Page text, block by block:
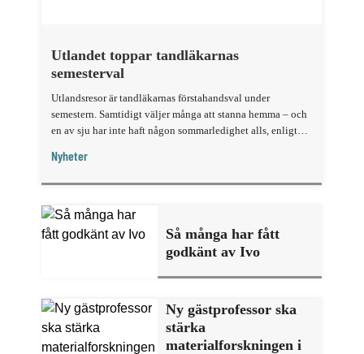
Utlandet toppar tandläkarnas
semesterval
Utlandsresor är tandläkarnas förstahandsval under
semestern. Samtidigt väljer många att stanna hemma – och
en av sju har inte haft någon sommarledighet alls, enligt
Nyheter
Så många har fått
godkänt av Ivo
Ny gästprofessor ska
stärka
materialforskningen i